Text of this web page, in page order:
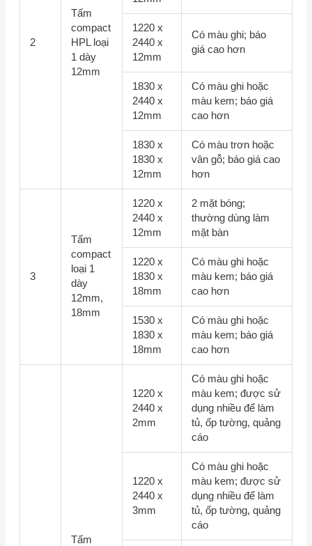
2
Tấm
compact
HPL loại
1 dày
12mm
1220 x
2440 x
12mm
Có màu ghi; báo
giá cao hơn
1830 x
2440 x
12mm
Có màu ghi hoặc
màu kem; báo giá
cao hơn
1830 x
1830 x
12mm
Có màu trơn hoặc
vân gỗ; báo giá cao
hơn
3
Tấm
compact
loại 1
dày
12mm,
18mm
1220 x
2440 x
12mm
2 mặt bóng;
thường dùng làm
mặt bàn
1220 x
1830 x
18mm
Có màu ghi hoặc
màu kem; báo giá
cao hơn
1530 x
1830 x
18mm
Có màu ghi hoặc
màu kem; báo giá
cao hơn
Tấm
1220 x
2440 x
2mm
Có màu ghi hoặc
màu kem; được sử
dụng nhiều để làm
tủ, ốp tường, quảng
cáo
1220 x
2440 x
3mm
Có màu ghi hoặc
màu kem; được sử
dụng nhiều để làm
tủ, ốp tường, quảng
cáo